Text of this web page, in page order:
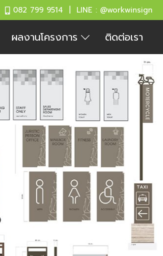
082 799 9514 | LINE : @workwinsign
ผลงานโครงการ ติดต่อเรา